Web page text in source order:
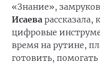
«Знание»,
Исаева рассказала,
цифровые
время на рутине,
готовить,